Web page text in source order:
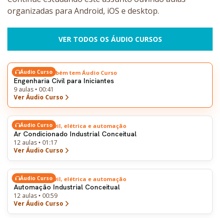
organizadas para Android, iOS e desktop.
VER TODOS OS ÁUDIO CURSOS
Áudio Curso
Este tema também tem Áudio Curso
Engenharia Civil para Iniciantes
9 aulas • 00:41
Ver Áudio Curso
Áudio Curso
Engenharia civil, elétrica e automação
Ar Condicionado Industrial Conceitual
12 aulas • 01:17
Ver Áudio Curso
Áudio Curso
Engenharia civil, elétrica e automação
Automação Industrial Conceitual
12 aulas • 00:59
Ver Áudio Curso